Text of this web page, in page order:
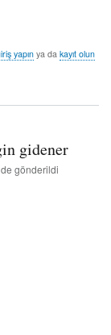
yapınya da kayıt olun
gidener
gönderildi